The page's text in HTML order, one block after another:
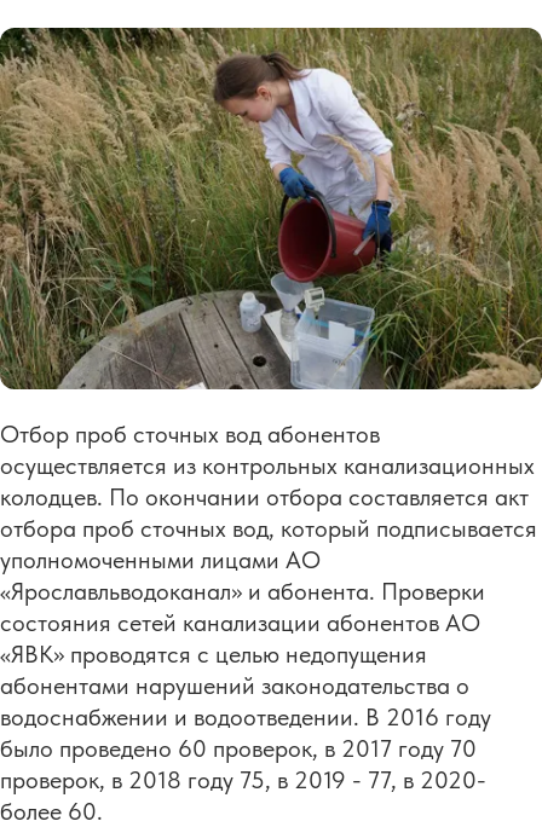
Отбор проб сточных вод абонентов
осуществляется из контрольных канализационных
колодцев. По окончании отбора составляется акт
отбора проб сточных вод, который подписывается
уполномоченными лицами АО
«Ярославльводоканал» и абонента. Проверки
состояния сетей канализации абонентов АО
«ЯВК» проводятся с целью недопущения
абонентами нарушений законодательства о
водоснабжении и водоотведении. В 2016 году
было проведено 60 проверок, в 2017 году 70
проверок, в 2018 году 75, в 2019 - 77, в 2020-
более 60.